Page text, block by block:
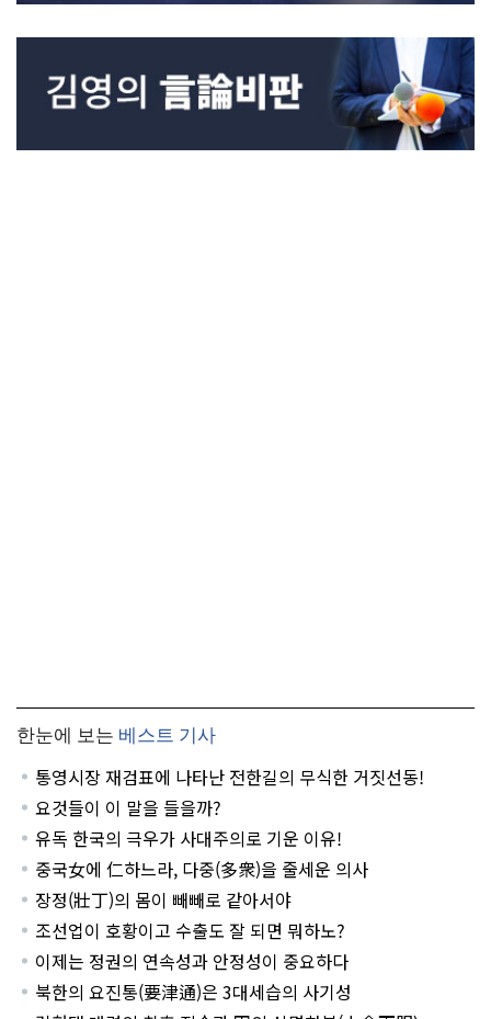
한눈에 보는 베스트 기사
통영시장 재검표에 나타난 전한길의 무식한 거짓선동!
요것들이 이 말을 들을까?
유독 한국의 극우가 사대주의로 기운 이유!
중국女에 仁하느라, 다중(多衆)을 줄세운 의사
장정(壯丁)의 몸이 빼빼로 같아서야
조선업이 호황이고 수출도 잘 되면 뭐하노?
이제는 정권의 연속성과 안정성이 중요하다
북한의 요진통(要津通)은 3대세습의 사기성